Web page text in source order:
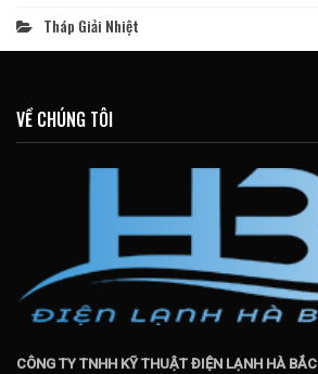
Tháp Giải Nhiệt
VỀ CHÚNG TÔI
CÔNG TY TNHH KỸ THUẬT ĐIỆN LẠNH HÀ BẮC